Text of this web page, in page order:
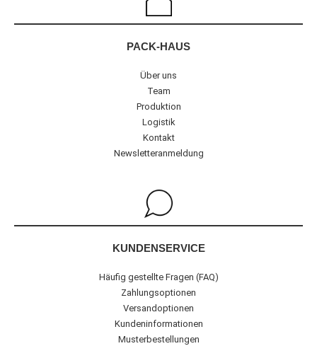
PACK-HAUS
Über uns
Team
Produktion
Logistik
Kontakt
Newsletteranmeldung
KUNDENSERVICE
Häufig gestellte Fragen (FAQ)
Zahlungsoptionen
Versandoptionen
Kundeninformationen
Musterbestellungen